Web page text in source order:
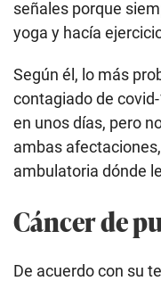
señales porque
yoga y hacía
Según él, lo más
contagiado de
en unos días, pero
ambas
ambulatoria dónde
Cáncer de
De acuerdo con su